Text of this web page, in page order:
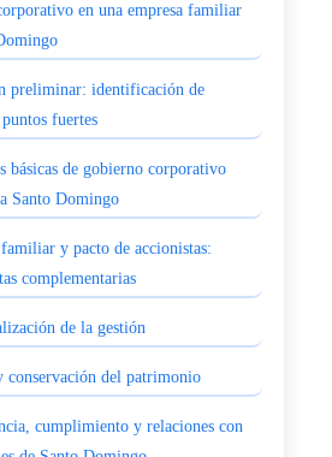
en una empresa familiar
preliminar: identificación de
fuertes
básicas de gobierno corporativo
Santo Domingo
y pacto de accionistas:
complementarias
de la gestión
conservación del patrimonio
cumplimiento y relaciones con